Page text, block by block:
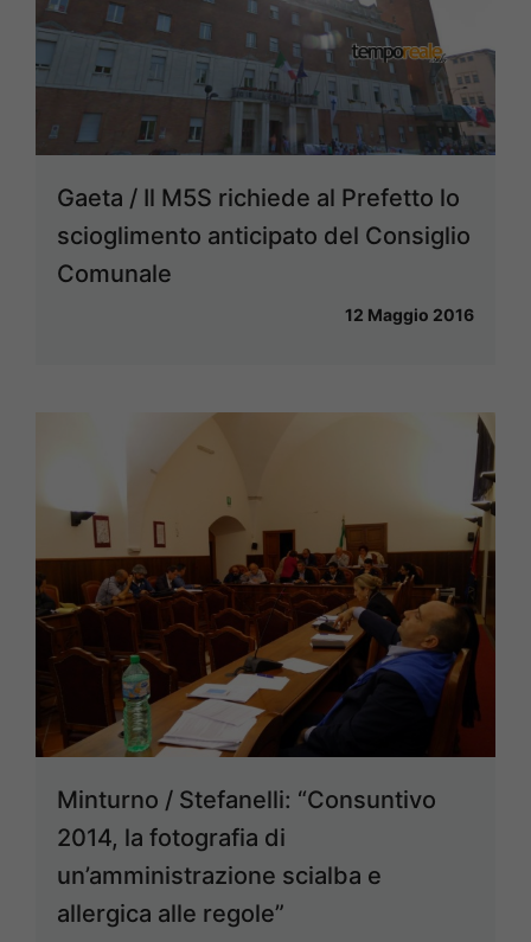
Gaeta / Il M5S richiede al Prefetto lo
scioglimento anticipato del Consiglio
Comunale
12 Maggio 2016
Minturno / Stefanelli: “Consuntivo
2014, la fotografia di
un’amministrazione scialba e
allergica alle regole”